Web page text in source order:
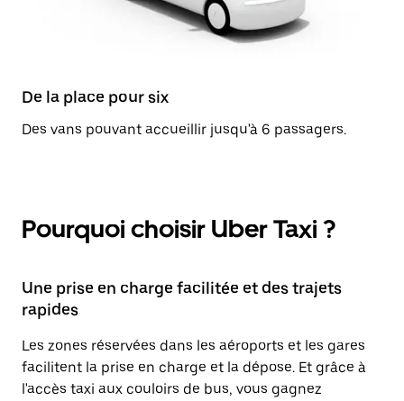
De la place pour six
Des vans pouvant accueillir jusqu'à 6 passagers.
Pourquoi choisir Uber Taxi ?
Une prise en charge facilitée et des trajets
rapides
Les zones réservées dans les aéroports et les gares
facilitent la prise en charge et la dépose. Et grâce à
l'accès taxi aux couloirs de bus, vous gagnez